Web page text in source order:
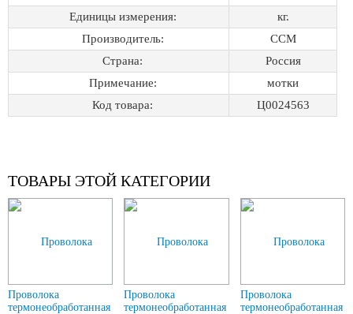
Единицы измерения:
кг.
Производитель:
ССМ
Страна:
Россия
Примечание:
мотки
Код товара:
Ц0024563
ТОВАРЫ ЭТОЙ КАТЕГОРИИ
Проволока
термонеобработанная
Проволока
термонеобработанная
Проволока
термонеобработанная